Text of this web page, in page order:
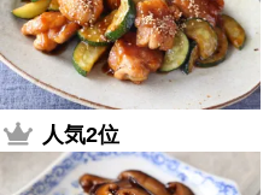
人気2位